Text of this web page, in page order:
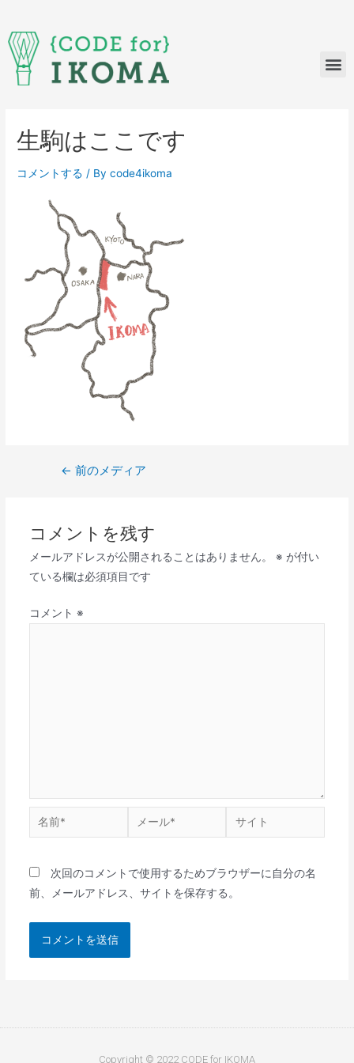
生駒はここです
コメントする / Bycode4ikoma
← 前のメディア
コメントを残す
メールアドレスが公開されることはありません。 ※ が付い
ている欄は必須項目です
コメント ※
次回のコメントで使用するためブラウザーに自分の名
前、メールアドレス、サイトを保存する。
Copyright © 2022 CODE for IKOMA